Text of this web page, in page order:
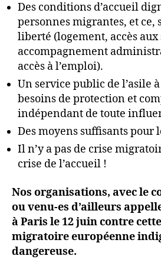
Des conditions d’accueil
personnes migrantes, et ce,
liberté (logement, accès aux
accompagnement
accès à l’emploi).
Un service public de l’asile
besoins de protection et
indépendant de toute
Des moyens suffisants pour
Il n’y a pas de crise
crise de l’accueil !
Nos organisations, avec le
ou venu-es d’ailleurs
à Paris le 12 juin contre
migratoire européenne
dangereuse.